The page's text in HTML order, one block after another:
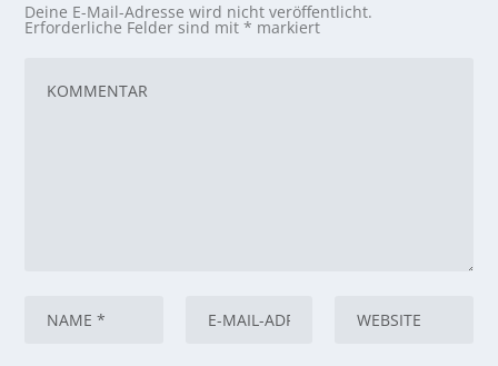
Deine E-Mail-Adresse wird nicht veröffentlicht.
Erforderliche Felder sind mit* markiert